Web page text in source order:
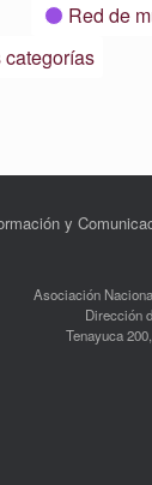
Red de
categorías
y
Asociación
Dirección
Tenayuca